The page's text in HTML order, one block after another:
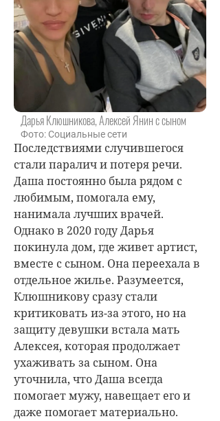
Дарья Клюшникова, Алексей Янин с сыном
Фото: Социальные сети
Последствиями случившегося
стали паралич и потеря речи.
Даша постоянно была рядом с
любимым, помогала ему,
нанимала лучших врачей.
Однако в 2020 году Дарья
покинула дом, где живет артист,
вместе с сыном. Она переехала в
отдельное жилье. Разумеется,
Клюшникову сразу стали
критиковать из-за этого, но на
защиту девушки встала мать
Алексея, которая продолжает
ухаживать за сыном. Она
уточнила, что Даша всегда
помогает мужу, навещает его и
даже помогает материально.